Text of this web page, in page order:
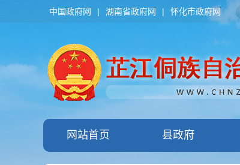
中国政府网 | 湖南省政府网 | 怀化市政府网
网站首页 县政府